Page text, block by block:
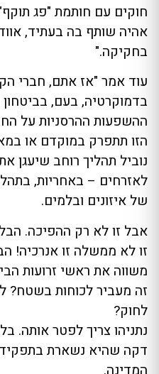
חוקים עם חותמת "פג
אהיה שותף בה בעתיד,
בחקיקה."
עוד אמר "אז אתם, חברי
בדמוקרטיה, בעם,
ההשפעות ההרסניות על
הזו תתפרק במוקדם או
נוביל תהליך רוחב שיעגן
לאזרחים – באחריות,
של איזונים ובלמים.
אבל זו לא רק ההפיכה.
זו לא ממשלה זו אנרכיה!
משווה את ראשי זרועות
זה מעביר לכוחות בשטח?
לחוק?
נתניהו צריך לפטר אותה.
דקה שהיא נשארת